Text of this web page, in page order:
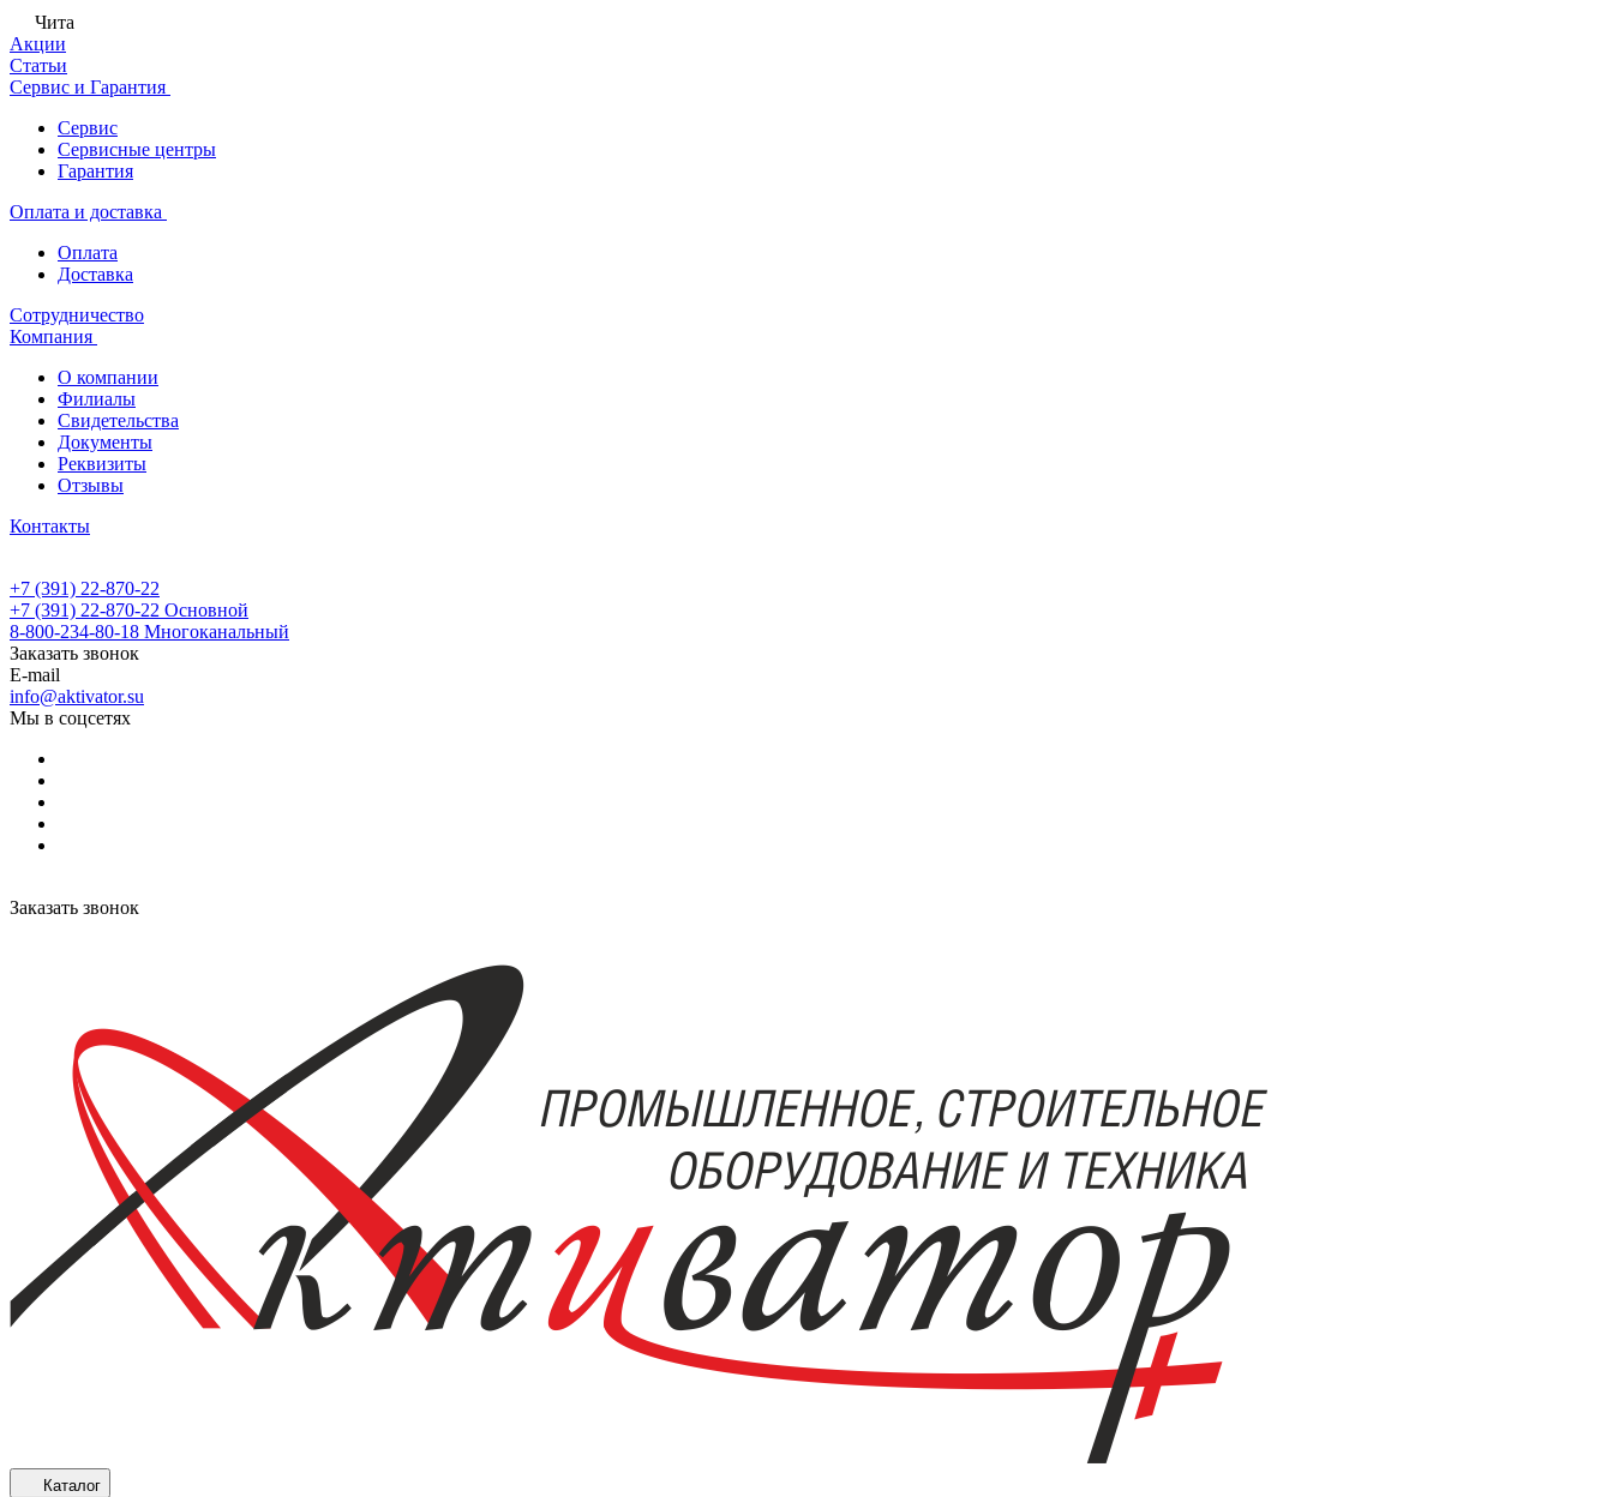
Чита
Акции
Статьи
Сервис и Гарантия
Сервис
Сервисные центры
Гарантия
Оплата и доставка
Оплата
Доставка
Сотрудничество
Компания
О компании
Филиалы
Свидетельства
Документы
Реквизиты
Отзывы
Контакты
+7 (391) 22-870-22
+7 (391) 22-870-22 Основной
8-800-234-80-18 Многоканальный
Заказать звонок
E-mail
info@aktivator.su
Мы в соцсетях
Заказать звонок
Каталог